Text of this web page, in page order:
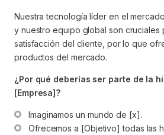
Nuestra tecnología líder en el
y nuestro equipo global son cruciales
satisfacción del cliente, por lo que
productos del mercado.
¿Por qué deberías ser parte de la
[Empresa]?
Imaginamos un mundo de [x].
Ofrecemos a [Objetivo] todas las